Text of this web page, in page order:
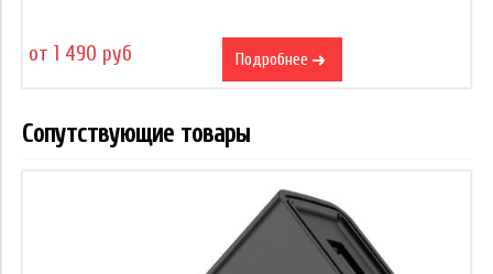
от 1 490 руб Подробнее
Сопутствующие товары